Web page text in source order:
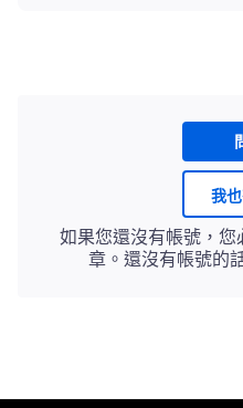
我
如果您還沒有帳號，您
章。還沒有帳號的